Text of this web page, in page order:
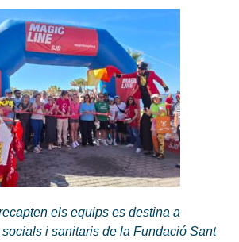
els equips es destina a
i sanitaris de la Fundació Sant